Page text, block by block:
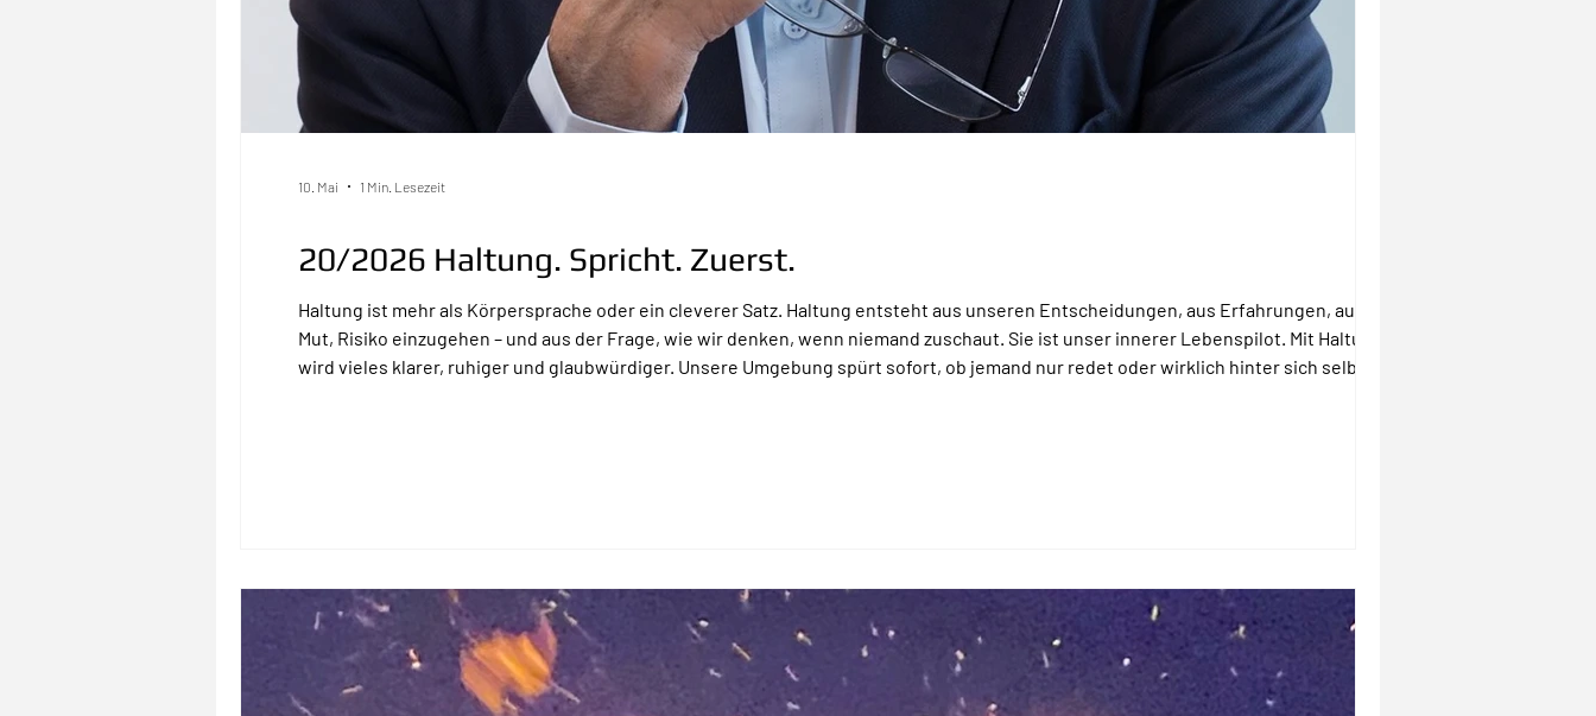
20/2026 Haltung. Spricht. Zuerst.
Haltung ist mehr als Körpersprache oder ein cleverer Satz. Haltung entsteht aus unseren Entscheidungen, aus Erfahrungen, aus dem
Mut, Risiko einzugehen – und aus der Frage, wie wir denken, wenn niemand zuschaut. Sie ist unser innerer Lebenspilot. Mit Haltung
wird vieles klarer, ruhiger und glaubwürdiger. Unsere Umgebung spürt sofort, ob jemand nur redet oder wirklich hinter sich selbst
10. Mai 1 Min. Lesezeit